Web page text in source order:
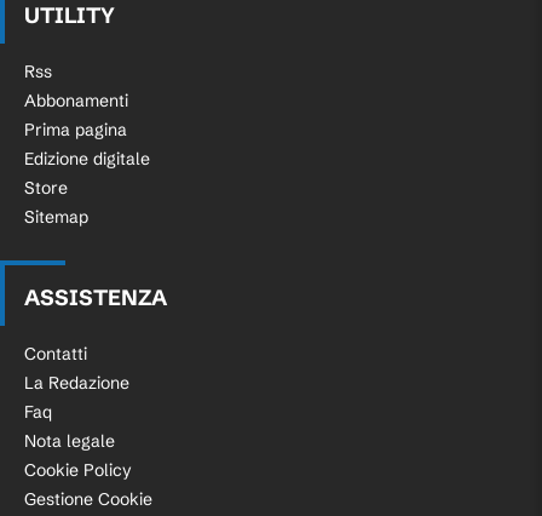
UTILITY
Rss
Abbonamenti
Prima pagina
Edizione digitale
Store
Sitemap
ASSISTENZA
Contatti
La Redazione
Faq
Nota legale
Cookie Policy
Gestione Cookie